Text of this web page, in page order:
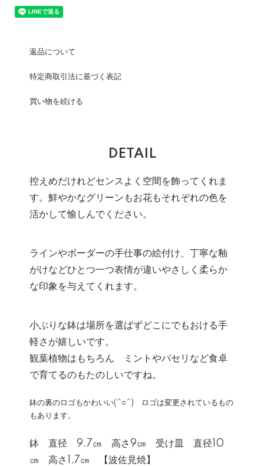
返品について
特定商取引法に基づく表記
買い物を続ける
DETAIL
控えめだけれどセンスよく空間を飾ってくれま
す。鮮やかなグリーンもお花もそれぞれの色を
活かして愉しんでください。
ラインやボーダーの手仕事の絵付け、丁寧な釉
がけなどひとつ一つ表情が違いやさしく柔らか
な印象を与えてくれます。
小ぶりな鉢は場所を選ばずどこにでもおける手
軽さが嬉しいです。
観葉植物はもちろん ミントやパセリなど食卓
で育てるのもたのしいですね。
鉢の裏のロゴもかわいい(^○^) ロゴは変更されているもの
もあります。
鉢 直径 9.7㎝ 高さ9㎝ 受け皿 直径10
㎝ 高さ1.7㎝ 【波佐見焼】